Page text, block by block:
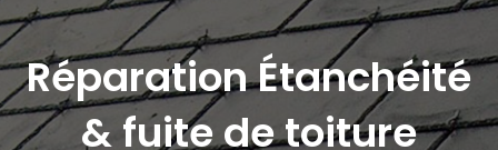
Réparation Étanchéité
& fuite de toiture